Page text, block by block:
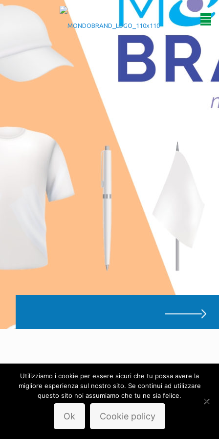
Utilizziamo i cookie per essere sicuri che tu possa avere la
migliore esperienza sul nostro sito. Se continui ad utilizzare
questo sito noi assumiamo che tu ne sia felice.
Ok Cookie policy